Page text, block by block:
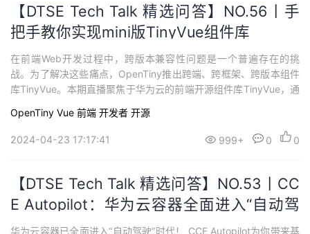
【DTSE Tech Talk 精选问答】NO.56丨手
把手教你实现mini版TinyVue组件库
在前端Web开发过程中，跨版本兼容性问题是一个普遍存在的挑
战。为了解决这些痛点，OpenTiny推出跨端、跨框架、跨版本组件
库TinyVue。本期直播聚焦于华为云的前端开源组件库TinyVue，通
本间的差异。这对于提升用户体验，减低维护成本，提升开发者技
术洞察有重要意义。
OpenTiny Vue 前端 开发者 开源
2024-04-23 17:17:41 999+ 0 0
【DTSE Tech Talk 精选问答】NO.53丨CC
E Autopilot：华为云容器全面进入“自动驾
驶”时代
华为云容器已全面进入“自动驾驶”时代！ CCE Autopilot为你带来基